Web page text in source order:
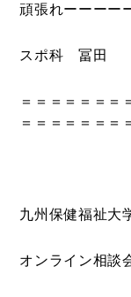
頑張れーーーー
スポ科 冨田
＝＝＝＝＝＝＝
＝＝＝＝＝＝＝
九州保健福祉大
オンライン相談